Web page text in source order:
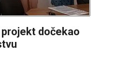
projekt dočekao